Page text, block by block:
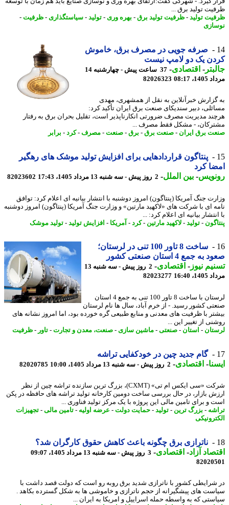
تولید برق ...
تولید-ظرفیت تولید برق - بهره وری - تولید-سیاستگذاری- ظرفیت -
صرفه جویی در مصرف برق، خاموش
یک دو لامپ نیست
-اقتصادی-
37 ساعت پیش - چهارشنبه 14
08:17
82026323
خبرآنلاین به نقل از همشهری، مهدی
دبیر سندیکای صنعت برق ایران تأکید کرد:
مدیریت مصرف ضرورتی انکارناپذیر است، تقلیل بحران برق به رفتار
- مشکل فقط مصرف ...
برق ایران - صنعت برق - برق - صنعت-مصرف- کرد-برابر
پنتاگون قراردادهایی برای افزایش تولید موشک های رهگیر
کرد
-بین الملل-2 روز پیش - سه شنبه 13 مرداد 1405، 17:43 82023602
جنگ آمریکا (پنتاگون) امروز دوشنبه با انتشار بیانیه ای اعلام کرد: توافق
ای با شرکت های «لاکهید مارتین» و وزارت جنگ آمریکا (پنتاگون) امروز دوشنبه
بیانیه ای اعلام کرد: ...
-تولید-لاکهید مارتین-کرد-آمریکا- افزایش تولید-تولید موشک
ساخت 8 تاور 100 تنی در لرستان؛
جمع 4 استان صنعتی کشور
نیوز-اقتصادی-
2 روز پیش - سه شنبه 13
16:40
82023277
لرستان با ساخت 8 تاور 100 تنی به جمع 4 استان
کشور رسید. - از خرم آباد، سال ها نام لرستان
با ظرفیت های معدنی و منابع طبیعی گره خورده بود، اما امروز نشانه های
از تغییر این ...
-استان-صنعتی-ماشین سازی- صنعت، معدن و تجارت- تاور-ظرفیت
گام جدید چین در خودکفایی تراشه
-اقتصادی-2 روز پیش - سه شنبه 13 مرداد 1405، 10:00 82020785
شرکت «سی ایکس ام تی» (CXMT)، بزرگ ترین سازنده تراشه چین از نظر
بازار، در حال بررسی ساخت دومین کارخانه تولید تراشه های حافظه در پکن
و برای تامین مالی این پروژه با یک مرکز تولید فناوری ...
-بزرگ ترین- تولید-حمایت دولت-عرضه اولیه -تامین مالی-تجهیزات
ناترازی برق چگونه باعث کاهش حقوق کارگران شد؟
آزاد - اقتصادی-3 روز پیش - سه شنبه 13 مرداد 1405، 09:07
کشور با ناترازی شدید برق روبه رو است که دولت قصد داشت با
های پیشگیرانه از حجم ناترازی و خاموشی ها به شکل گسترده بکاهد .
که به واسطه حمله اسراییل و امریکا به ایران ...